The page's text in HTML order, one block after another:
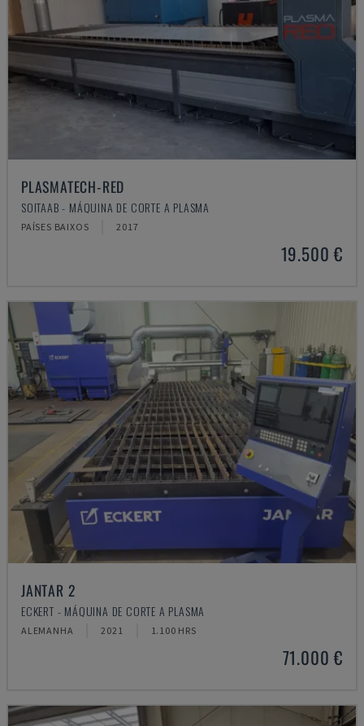
PLASMATECH-RED
SOITAAB - MÁQUINA DE CORTE A PLASMA
PAÍSES BAIXOS 2017
19.500 €
JANTAR 2
ECKERT - MÁQUINA DE CORTE A PLASMA
ALEMANHA 2021 1.100 HRS
71.000 €